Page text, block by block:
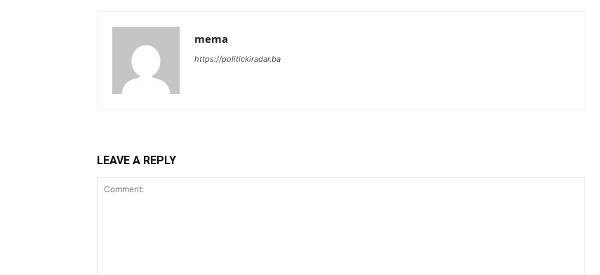
mema
https://politickiradar.ba
LEAVE A REPLY